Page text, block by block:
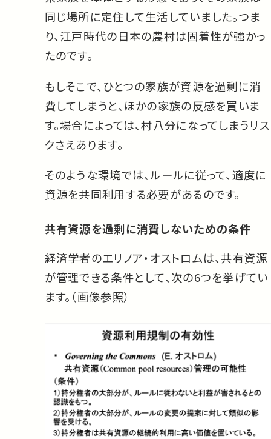
同じ場所に定住して生活していました。つま
り、江戸時代の日本の農村は固着性が強かっ
たのです。
もしそこで、ひとつの家族が資源を過剰に消
費してしまうと、ほかの家族の反感を買いま
す。場合によっては、村八分になってしまうリス
クさえあります。
そのような環境では、ルールに従って、適度に
資源を共同利用する必要があるのです。
共有資源を過剰に消費しないための条件
経済学者のエリノア・オストロムは、共有資源
が管理できる条件として、次の6つを挙げてい
ます。（画像参照）